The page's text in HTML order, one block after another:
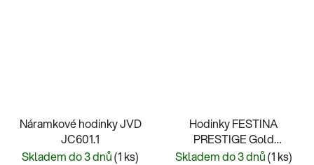
Náramkové hodinky JVD
JC601.1
Skladem do 3 dnů(1 ks)
Hodinky FESTINA
PRESTIGE Gold
20492/4
Skladem do 3 dnů(1 ks)